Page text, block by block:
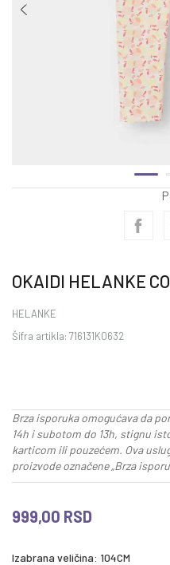
OKAIDI HELANKE
HELANKE
Šifra artikla: 716131K0632
Brza isporuka omogućava da
14h i subotom do 13h, stignu
karticom ili pouzećem. Ova
proizvode označene „Brza
999,00 RSD
Izabrana veličina: 104CM